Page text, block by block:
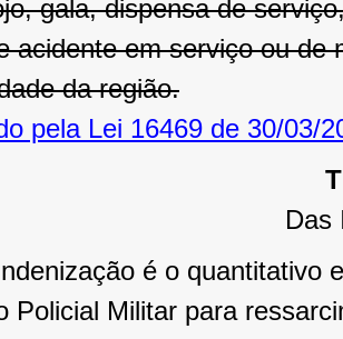
gala, dispensa de
acidente em serviço ou de
da região.
pela Lei 16469 de 30/03/
Das
é o quantitativo
Policial Militar para